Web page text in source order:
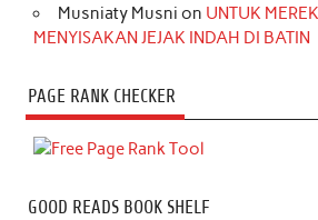
Musniaty Musni on UNTUK
MENYISAKAN JEJAK INDAH DI BATIN
PAGE RANK CHECKER
GOOD READS BOOK SHELF